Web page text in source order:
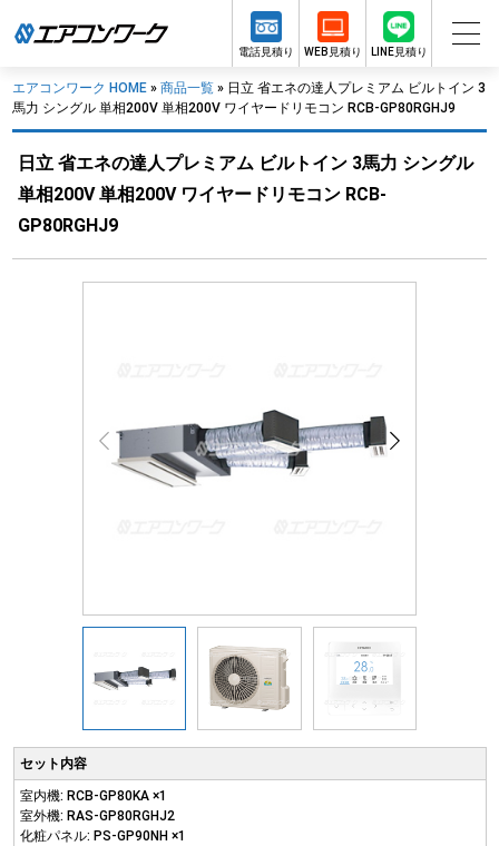
電話見積り WEB見積り LINE見積り
エアコンワーク HOME » 商品一覧 » 日立 省エネの達人プレミアム ビルトイン 3
馬力 シングル 単相200V 単相200V ワイヤードリモコン RCB-GP80RGHJ9
日立 省エネの達人プレミアム ビルトイン 3馬力 シングル
単相200V 単相200V ワイヤードリモコン RCB-
GP80RGHJ9
セット内容
室内機: RCB-GP80KA ×1
室外機: RAS-GP80RGHJ2
化粧パネル: PS-GP90NH ×1